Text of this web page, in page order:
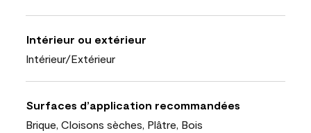
Intérieur ou extérieur
Intérieur/Extérieur
Surfaces d’application recommandées
Brique, Cloisons sèches, Plâtre, Bois